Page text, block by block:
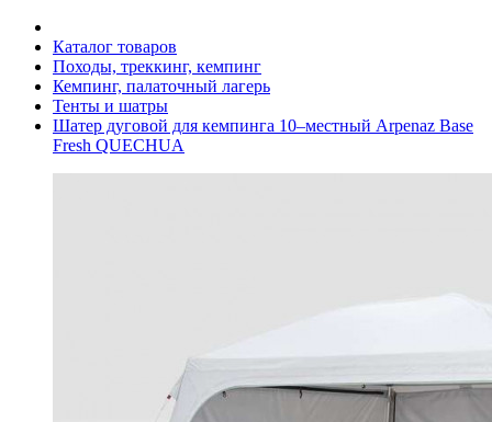
Каталог товаров
Походы, треккинг, кемпинг
Кемпинг, палаточный лагерь
Тенты и шатры
Шатер дуговой для кемпинга 10–местный Arpenaz Base
Fresh QUECHUA